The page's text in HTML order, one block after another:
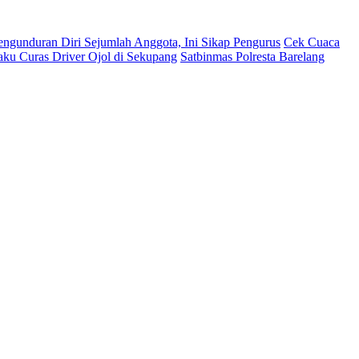
Diri Sejumlah Anggota, Ini Sikap Pengurus Cek Cuaca
Curas Driver Ojol di Sekupang Satbinmas Polresta Barelang